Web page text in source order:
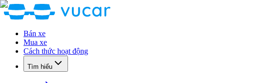
Bán xe
Mua xe
Cách thức hoạt động
Tìm hiểu